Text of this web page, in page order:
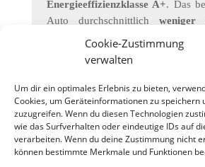
Cookie-Zustimmung
verwalten
Um dir ein optimales Erlebnis zu bieten,
Cookies, um Geräteinformationen zu speichern
zuzugreifen. Wenn du diesen Technologien
wie das Surfverhalten oder eindeutige IDs auf
verarbeiten. Wenn du deine Zustimmung nicht
können bestimmte Merkmale und Funktionen
Energieeffizienzklasse A+. Das
Auto durchschnittlich weniger
ausstößt als ein vergleichbarer
Für die Berchnung ist nur das
Wert sagt nichts über
(Liter/100km oder kwh/100km)
Der Wert zeigt nur, dass der
zu einem Wagen mit
oder weniger Treibstoff benötigt.